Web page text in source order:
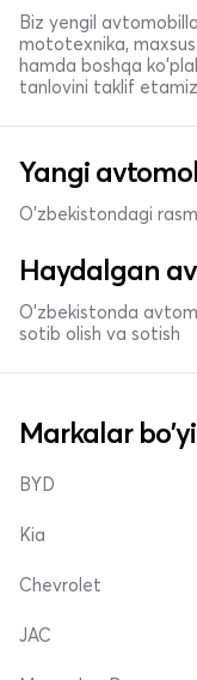
Biz yengil
mototexnika,
hamda boshqa
tanlovini taklif etamiz
Yangi
O'zbekistondagi
Haydalgan
O'zbekistonda
sotib olish va sotish
Markalar
BYD
Kia
Chevrolet
JAC